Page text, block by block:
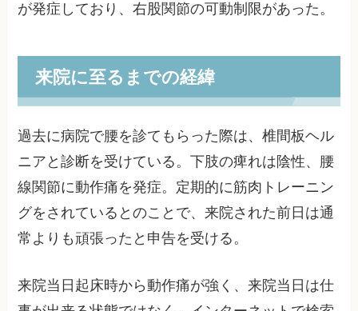
が発症しており、右股関節の可動制限があった。
来院に至るまでの経緯
過去に病院で腰を診てもらった際は、椎間板ヘル
ニアと診断を受けている。下肢の痺れは陰性、腰
線関節に動作痛を発症。定期的に筋肉トレーニン
グをされているとのことで、来院された前日は通
常よりも頑張ったと申告を受ける。
来院当日起床時から動作痛が強く、来院当日は仕